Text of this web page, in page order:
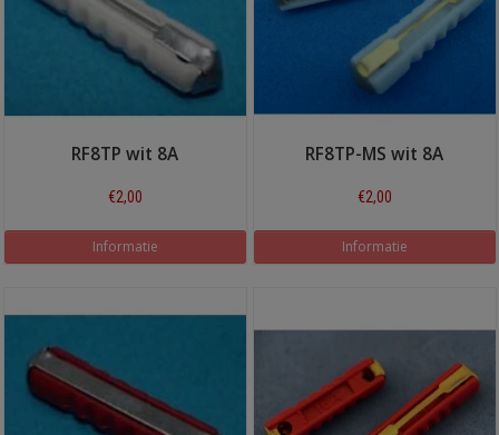
RF8TP wit 8A
€2,00
Informatie
RF8TP-MS wit 8A
€2,00
Informatie